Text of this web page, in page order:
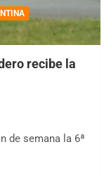
recibe la
de semana la 6ª